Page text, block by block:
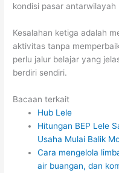
kondisi pasar antarwilayah
Kesalahan ketiga adalah
aktivitas tanpa
perlu jalur belajar yang
berdiri sendiri.
Bacaan terkait
Hub Lele
Hitungan BEP Lele
Usaha Mulai Balik
Cara mengelola
air buangan, dan